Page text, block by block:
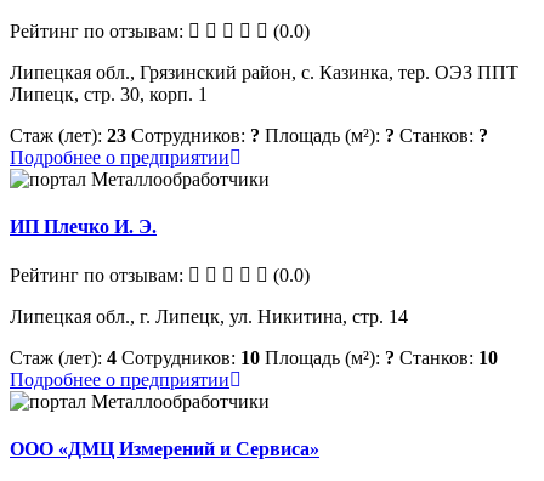
Рейтинг по отзывам:
(0.0)
Липецкая обл., Грязинский район, с. Казинка, тер. ОЭЗ ППТ
Липецк, стр. 30, корп. 1
Стаж (лет): 23 Сотрудников: ? Площадь (м²): ? Станков: ?
Подробнее о предприятии
ИП Плечко И. Э.
Рейтинг по отзывам:
(0.0)
Липецкая обл., г. Липецк, ул. Никитина, стр. 14
Стаж (лет): 4 Сотрудников: 10 Площадь (м²): ? Станков: 10
Подробнее о предприятии
ООО «ДМЦ Измерений и Сервиса»